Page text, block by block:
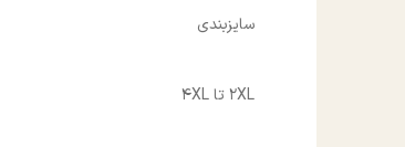
سایزبندی
2XL تا 4XL